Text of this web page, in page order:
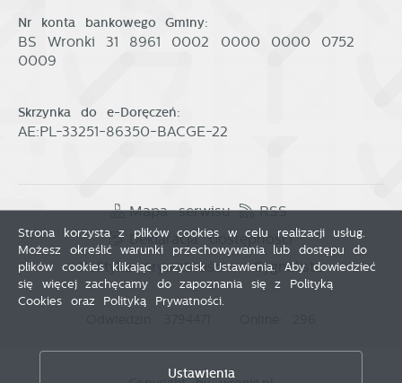
Nr konta bankowego Gminy:
BS Wronki 31 8961 0002 0000 0000 0752
0009
Skrzynka do e-Doręczeń:
AE:PL-33251-86350-BACGE-22
Mapa serwisu
RSS
Deklaracja dostępności
Polityka prywatności
Sygnalista
Strona korzysta z plików cookies w celu realizacji usług.
Możesz określić warunki przechowywania lub dostępu do
plików cookies klikając przycisk Ustawienia. Aby dowiedzieć
się więcej zachęcamy do zapoznania się z Polityką
Cookies oraz Polityką Prywatności.
Ustawienia